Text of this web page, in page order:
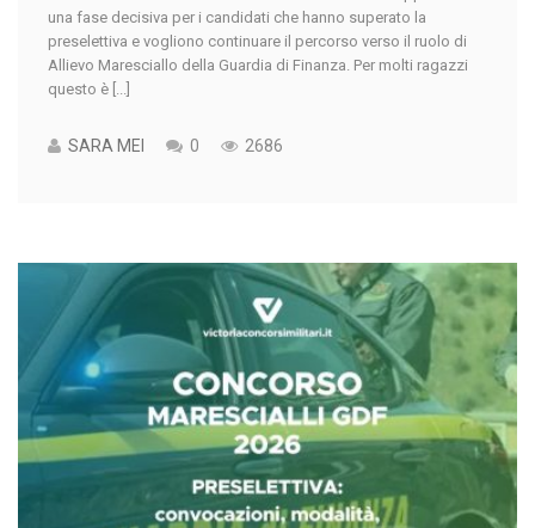
una fase decisiva per i candidati che hanno superato la
preselettiva e vogliono continuare il percorso verso il ruolo di
Allievo Maresciallo della Guardia di Finanza. Per molti ragazzi
questo è [...]
SARA MEI 0 2686